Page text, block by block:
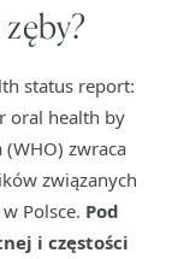
status report:
oral health by
zwraca
związanych
Polsce. Pod
i częstości